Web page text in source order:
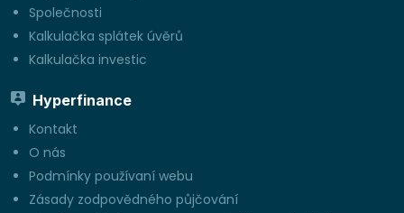
Společnosti
Kalkulačka splátek úvěrů
Kalkulačka investic
Hyperfinance
Kontakt
O nás
Podmínky používaní webu
Zásady zodpovědného půjčování